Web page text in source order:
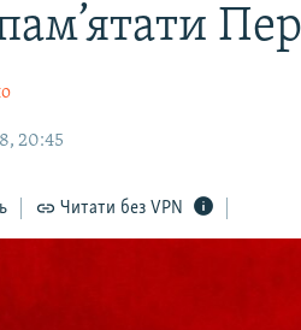
20:45
Читати без VPN